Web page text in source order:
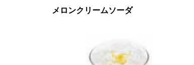
メロンクリームソーダ